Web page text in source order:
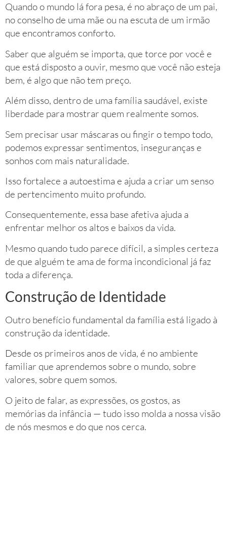
Quando o mundo lá fora pesa, é no abraço de um pai,
no conselho de uma mãe ou na escuta de um irmão
que encontramos conforto.
Saber que alguém se importa, que torce por você e
que está disposto a ouvir, mesmo que você não esteja
bem, é algo que não tem preço.
Além disso, dentro de uma família saudável, existe
liberdade para mostrar quem realmente somos.
Sem precisar usar máscaras ou fingir o tempo todo,
podemos expressar sentimentos, inseguranças e
sonhos com mais naturalidade.
Isso fortalece a autoestima e ajuda a criar um senso
de pertencimento muito profundo.
Consequentemente, essa base afetiva ajuda a
enfrentar melhor os altos e baixos da vida.
Mesmo quando tudo parece difícil, a simples certeza
de que alguém te ama de forma incondicional já faz
toda a diferença.
Construção de Identidade
Outro benefício fundamental da família está ligado à
construção da identidade.
Desde os primeiros anos de vida, é no ambiente
familiar que aprendemos sobre o mundo, sobre
valores, sobre quem somos.
O jeito de falar, as expressões, os gostos, as
memórias da infância — tudo isso molda a nossa visão
de nós mesmos e do que nos cerca.